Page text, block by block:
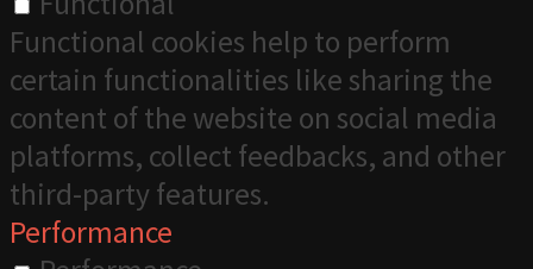
Functional cookies help to perform
certain functionalities like sharing the
content of the website on social media
platforms, collect feedbacks, and other
third-party features.
Performance